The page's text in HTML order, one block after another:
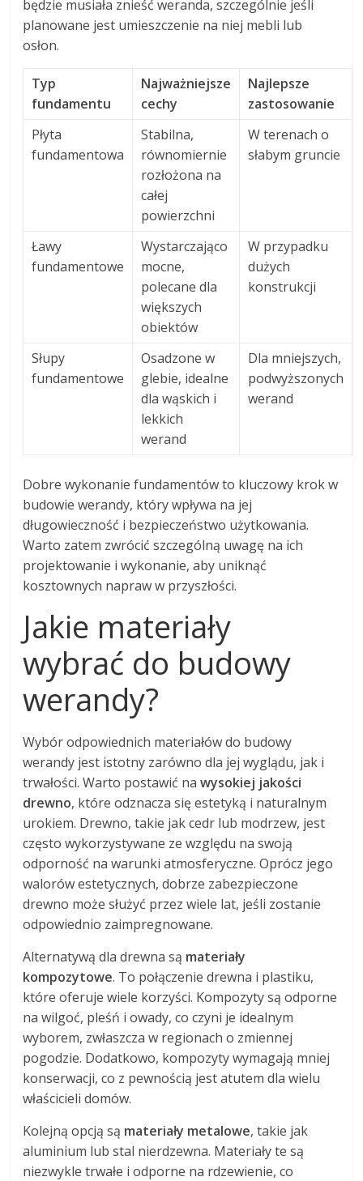
będzie musiała znieść weranda, szczególnie jeśli
planowane jest umieszczenie na niej mebli lub
osłon.
Typ
fundamentu
Najważniejsze
cechy
Najlepsze
zastosowanie
Płyta
fundamentowa
Stabilna,
równomiernie
rozłożona na
całej
powierzchni
W terenach o
słabym gruncie
Ławy
fundamentowe
Wystarczająco
mocne,
polecane dla
większych
obiektów
W przypadku
dużych
konstrukcji
Słupy
fundamentowe
Osadzone w
glebie, idealne
dla wąskich i
lekkich
werand
Dla mniejszych,
podwyższonych
werand
Dobre wykonanie fundamentów to kluczowy krok w
budowie werandy, który wpływa na jej
długowieczność i bezpieczeństwo użytkowania.
Warto zatem zwrócić szczególną uwagę na ich
projektowanie i wykonanie, aby uniknąć
kosztownych napraw w przyszłości.
Jakie materiały
wybrać do budowy
werandy?
Wybór odpowiednich materiałów do budowy
werandy jest istotny zarówno dla jej wyglądu, jak i
trwałości. Warto postawić nawysokiej jakości
drewno, które odznacza się estetyką i naturalnym
urokiem. Drewno, takie jak cedr lub modrzew, jest
często wykorzystywane ze względu na swoją
odporność na warunki atmosferyczne. Oprócz jego
walorów estetycznych, dobrze zabezpieczone
drewno może służyć przez wiele lat, jeśli zostanie
odpowiednio zaimpregnowane.
Alternatywą dla drewna są materiały
kompozytowe. To połączenie drewna i plastiku,
które oferuje wiele korzyści. Kompozyty są odporne
na wilgoć, pleśń i owady, co czyni je idealnym
wyborem, zwłaszcza w regionach o zmiennej
pogodzie. Dodatkowo, kompozyty wymagają mniej
konserwacji, co z pewnością jest atutem dla wielu
właścicieli domów.
Kolejną opcją są materiały metalowe, takie jak
aluminium lub stal nierdzewna. Materiały te są
niezwykle trwałe i odporne na rdzewienie, co